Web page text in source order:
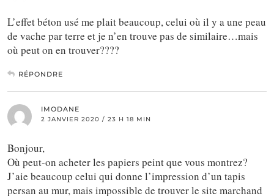
L’effet béton usé me plait beaucoup, celui où il y a une peau
de vache par terre et je n’en trouve pas de similaire…mais
où peut on en trouver????
RÉPONDRE
IMODANE
2 JANVIER 2020 / 23 H 18 MIN
Bonjour,
Où peut-on acheter les papiers peint que vous montrez?
J’aie beaucoup celui qui donne l’impression d’un tapis
persan au mur, mais impossible de trouver le site marchand